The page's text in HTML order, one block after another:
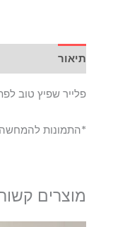
תיאור
פלייר שפיץ טוב
*התמונות
מוצרים